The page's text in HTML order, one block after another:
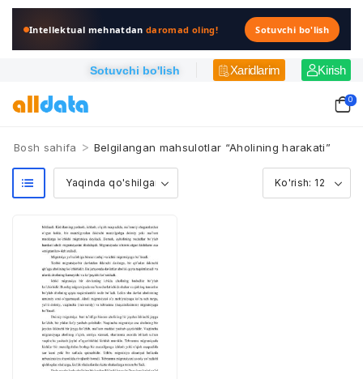
Intellektual mehnatdandaromad oling! Sotuvchi bo'lish
Sotuvchi bo'lish Xaridlarim Kirish
0
Bosh sahifa > Belgilangan mahsulotlar “Aholining harakati”